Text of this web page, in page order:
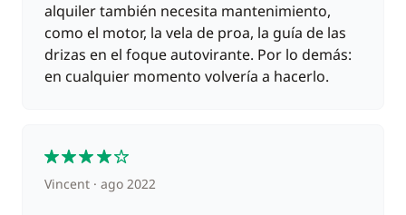
alquiler también necesita mantenimiento,
como el motor, la vela de proa, la guía de las
drizas en el foque autovirante. Por lo demás:
en cualquier momento volvería a hacerlo.
Vincent ago 2022